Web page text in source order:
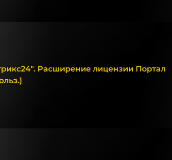
Расширение лицензии Портал